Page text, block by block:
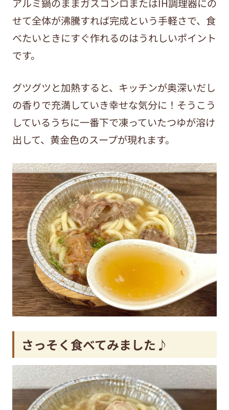
アルミ鍋のままガスコンロまたはIH調理器にの
せて全体が沸騰すれば完成という手軽さで、食
べたいときにすぐ作れるのはうれしいポイント
です。
グツグツと加熱すると、キッチンが奥深いだし
の香りで充満していき幸せな気分に！そうこう
しているうちに一番下で凍っていたつゆが溶け
出して、黄金色のスープが現れます。
さっそく食べてみました♪